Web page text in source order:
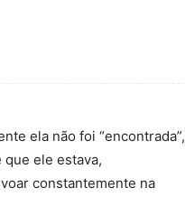
ela não foi “encontrada”,
ele estava,
constantemente na